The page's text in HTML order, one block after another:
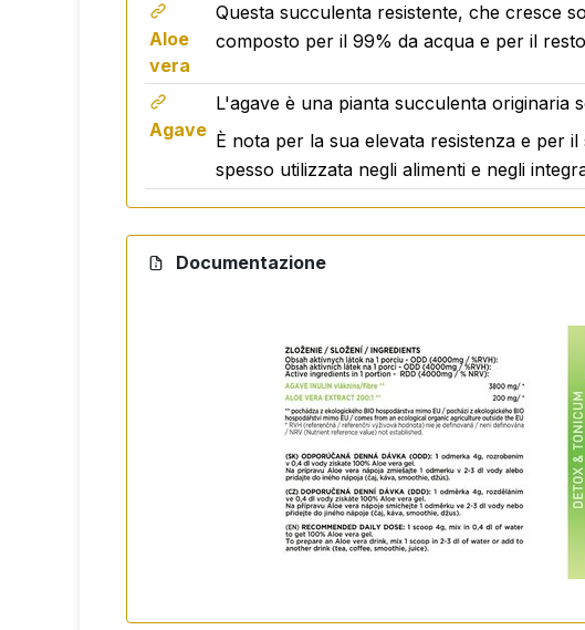
Aloe
vera
Questa succulenta resistente, che cresce
composto per il 99% da acqua e per il
Agave
L'agave è una pianta succulenta originaria
È nota per la sua elevata resistenza e per
spesso utilizzata negli alimenti e negli
Documentazione